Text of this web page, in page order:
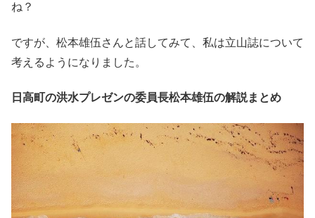
ね？
ですが、松本雄伍さんと話してみて、私は立山誌について
考えるようになりました。
日高町の洪水プレゼンの委員長松本雄伍の解説まとめ